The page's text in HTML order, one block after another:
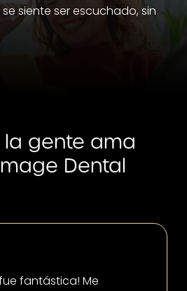
siente ser escuchado, sin
la gente ama
Dental
fantástica! Me